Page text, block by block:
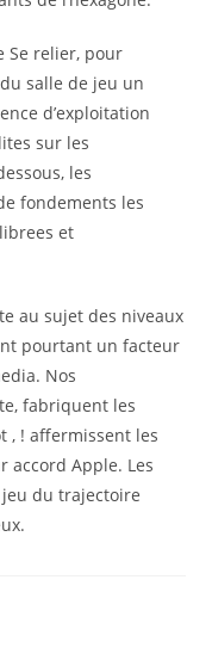
Se relier, pour
salle de jeu un
d’exploitation
sur les
les
fondements les
et
au sujet des niveaux
pourtant un facteur
Nos
fabriquent les
, ! affermissent les
accord Apple. Les
du trajectoire